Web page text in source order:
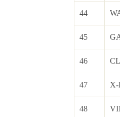
44
45
46
47 X-
48